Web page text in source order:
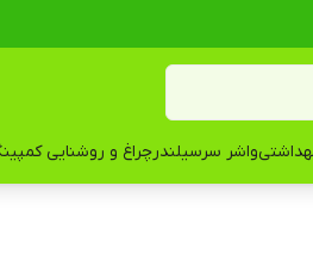
واشر سرسیلندرچراغ و روشنایی